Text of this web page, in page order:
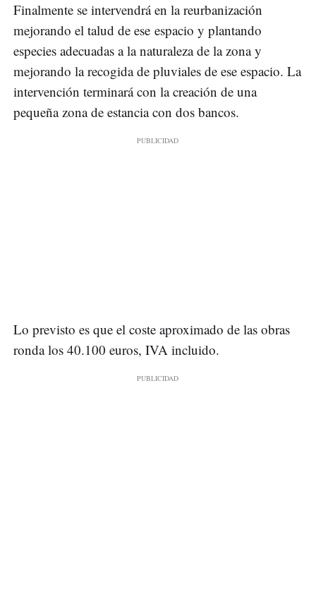
Finalmente se intervendrá en la reurbanización
mejorando el talud de ese espacio y plantando
especies adecuadas a la naturaleza de la zona y
mejorando la recogida de pluviales de ese espacio. La
intervención terminará con la creación de una
pequeña zona de estancia con dos bancos.
Lo previsto es que el coste aproximado de las obras
ronda los 40.100 euros, IVA incluido.